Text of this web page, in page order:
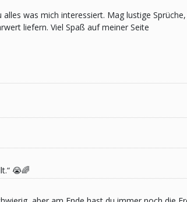
alles was mich interessiert. Mag lustige
liefern. Viel Spaß auf meiner Seite
😭🌈